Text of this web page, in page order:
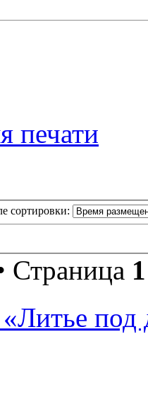
печати
сортировки:
Страница 1
«Литье